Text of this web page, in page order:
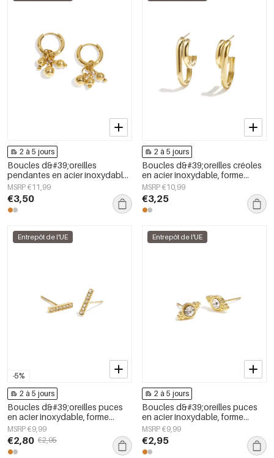
2 à 5 jours
Boucles d&#39;oreilles
pendantes en acier inoxydable,
forme irrégulière, série
décontractée, simple et
quotidienne, bijoux pour
femmes
MSRP €11,99
€3,50
2 à 5 jours
Boucles d&#39;oreilles créoles
en acier inoxydable, forme
géométrique, collection simple
et décontractée pour femmes
MSRP €10,99
€3,25
-5%
Entrepôt de l'UE
2 à 5 jours
Boucles d&#39;oreilles puces
en acier inoxydable, forme
irrégulière, collection
décontractée et simple pour
femmes
MSRP €9,99
€2,80 €2,95
Entrepôt de l'UE
2 à 5 jours
Boucles d&#39;oreilles puces
en acier inoxydable, forme
irrégulière, collection
décontractée et simple pour
femmes
MSRP €9,99
€2,95